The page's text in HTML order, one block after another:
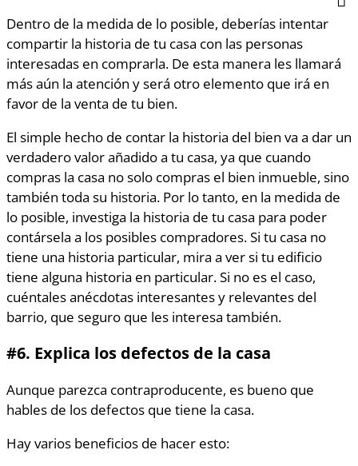
Dentro de la medida de lo posible, deberías intentar
compartir la historia de tu casa con las personas
interesadas en comprarla. De esta manera les llamará
más aún la atención y será otro elemento que irá en
favor de la venta de tu bien.
El simple hecho de contar la historia del bien va a dar un
verdadero valor añadido a tu casa, ya que cuando
compras la casa no solo compras el bien inmueble, sino
también toda su historia. Por lo tanto, en la medida de
lo posible, investiga la historia de tu casa para poder
contársela a los posibles compradores. Si tu casa no
tiene una historia particular, mira a ver si tu edificio
tiene alguna historia en particular. Si no es el caso,
cuéntales anécdotas interesantes y relevantes del
barrio, que seguro que les interesa también.
#6. Explica los defectos de la casa
Aunque parezca contraproducente, es bueno que
hables de los defectos que tiene la casa.
Hay varios beneficios de hacer esto: